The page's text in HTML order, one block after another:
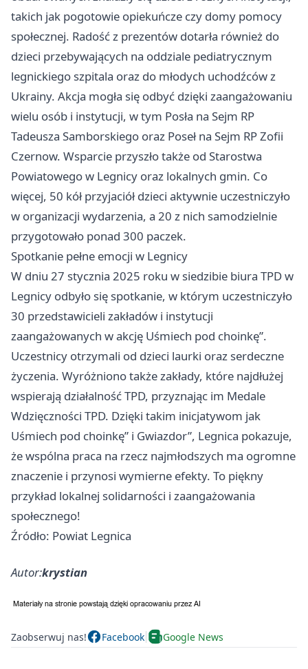
takich jak pogotowie opiekuńcze czy domy pomocy
społecznej. Radość z prezentów dotarła również do
dzieci przebywających na oddziale pediatrycznym
legnickiego szpitala oraz do młodych uchodźców z
Ukrainy. Akcja mogła się odbyć dzięki zaangażowaniu
wielu osób i instytucji, w tym Posła na Sejm RP
Tadeusza Samborskiego oraz Poseł na Sejm RP Zofii
Czernow. Wsparcie przyszło także od Starostwa
Powiatowego w Legnicy oraz lokalnych gmin. Co
więcej, 50 kół przyjaciół dzieci aktywnie uczestniczyło
w organizacji wydarzenia, a 20 z nich samodzielnie
przygotowało ponad 300 paczek.
Spotkanie pełne emocji w Legnicy
W dniu 27 stycznia 2025 roku w siedzibie biura TPD w
Legnicy odbyło się spotkanie, w którym uczestniczyło
30 przedstawicieli zakładów i instytucji
zaangażowanych w akcję Uśmiech pod choinkę”.
Uczestnicy otrzymali od dzieci laurki oraz serdeczne
życzenia. Wyróżniono także zakłady, które najdłużej
wspierają działalność TPD, przyznając im Medale
Wdzięczności TPD. Dzięki takim inicjatywom jak
Uśmiech pod choinkę” i Gwiazdor”, Legnica pokazuje,
że wspólna praca na rzecz najmłodszych ma ogromne
znaczenie i przynosi wymierne efekty. To piękny
przykład lokalnej solidarności i zaangażowania
społecznego!
Źródło: Powiat Legnica
Autor:krystian
Zaobserwuj nas! Facebook Google News